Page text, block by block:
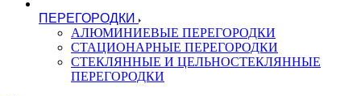
ПЕРЕГОРОДКИ
АЛЮМИНИЕВЫЕ ПЕРЕГОРОДКИ
СТАЦИОНАРНЫЕ ПЕРЕГОРОДКИ
СТЕКЛЯННЫЕ И ЦЕЛЬНОСТЕКЛЯННЫЕ
ПЕРЕГОРОДКИ